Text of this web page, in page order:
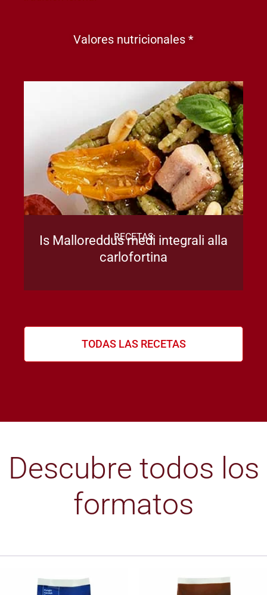
Valores nutricionales *
RECETAS
Is Malloreddus medi integrali alla
carlofortina
TODAS LAS RECETAS
Descubre todos los
formatos